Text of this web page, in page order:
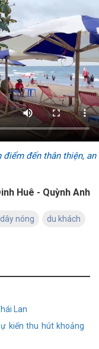
điểm đến thân thiện, an
Huê - Quỳnh Anh
nóng du khách
Lan
kiến thu hút khoảng